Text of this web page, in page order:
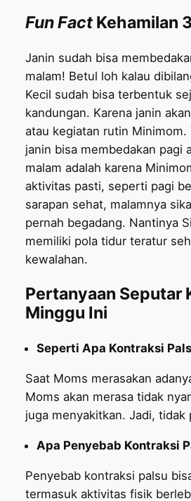
Fun FactKehamilan
Janin sudah bisa
malam! Betul loh kalau
Kecil sudah bisa terbentuk
kandungan. Karena janin
atau kegiatan rutin Minimom.
janin bisa membedakan pagi
malam adalah karena
aktivitas pasti, seperti pagi
sarapan sehat, malamnya
pernah begadang. Nantinya
memiliki pola tidur teratur
kewalahan.
Pertanyaan Seputar
Minggu Ini
Seperti Apa Kontraksi
Saat Moms merasakan
Moms akan merasa tidak
juga menyakitkan. Jadi, tidak
Apa Penyebab Kontraksi
Penyebab kontraksi palsu
termasuk aktivitas fisik